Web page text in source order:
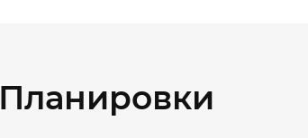
Планировки